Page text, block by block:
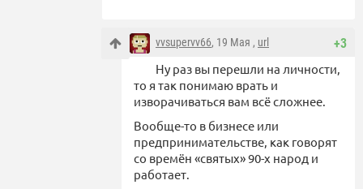
+3
vvsupervv66, 19 Мая , url
Ну раз вы перешли на личности,
то я так понимаю врать и
изворачиваться вам всё сложнее.
Вообще-то в бизнесе или
предпринимательстве, как говорят
со времён «святых» 90-х народ и
работает.